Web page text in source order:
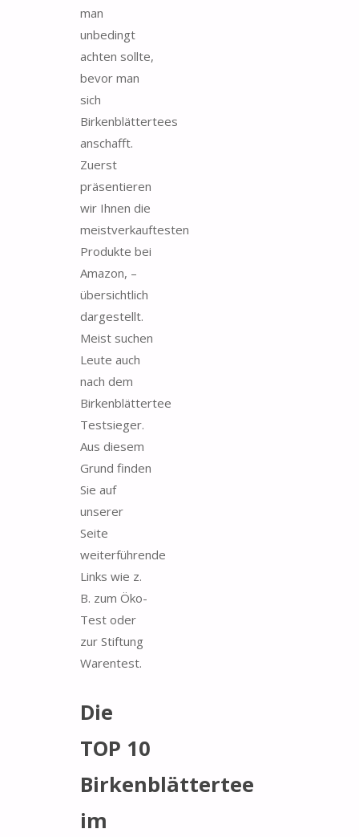
man
unbedingt
achten sollte,
bevor man
sich
Birkenblättertees
anschafft.
Zuerst
präsentieren
wir Ihnen die
meistverkauftesten
Produkte bei
Amazon, –
übersichtlich
dargestellt.
Meist suchen
Leute auch
nach dem
Birkenblättertee
Testsieger.
Aus diesem
Grund finden
Sie auf
unserer
Seite
weiterführende
Links wie z.
B. zum Öko-
Test oder
zur Stiftung
Warentest.
Die
TOP 10
Birkenblättertee
im